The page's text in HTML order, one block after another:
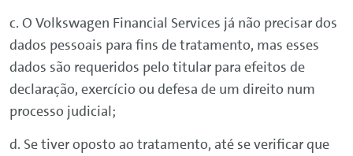
c. O Volkswagen Financial Services já não precisar dos
dados pessoais para fins de tratamento, mas esses
dados são requeridos pelo titular para efeitos de
declaração, exercício ou defesa de um direito num
processo judicial;
d. Se tiver oposto ao tratamento, até se verificar que